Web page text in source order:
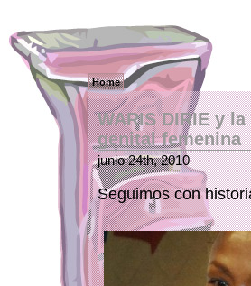
Home
WARIS DIRIE y
genital femenina
junio 24th, 2010
Seguimos con